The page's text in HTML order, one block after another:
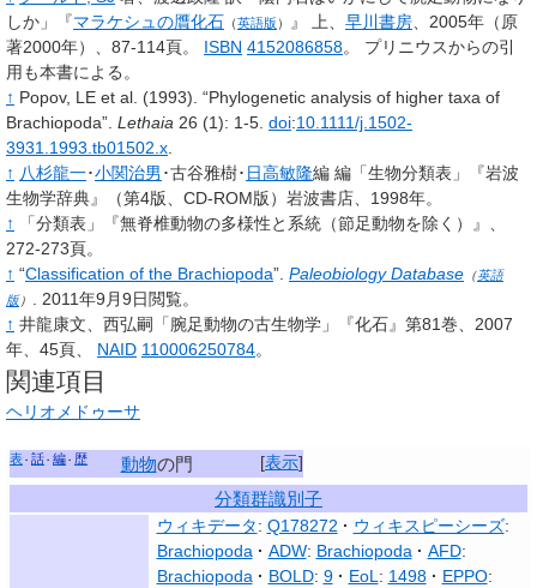
しか」『マラケシュの贋化石 （英語版 ） 』 上、 早川書房 、2005年（原
著2000年）、87-114頁。 ISBN 4152086858。
プリニウスからの引
用も本書による。
↑ Popov, LE et al. (1993). “Phylogenetic analysis of higher taxa of
Brachiopoda”. Lethaia 26 (1): 1-5. doi:10.1111/j.1502-
3931.1993.tb01502.x
↑ 八杉龍一･小関治男 ･古谷雅樹･ 日高敏隆編 編「生物分類表」『岩波
生物学辞典』（第4版、CD-ROM版）岩波書店、1998年。
↑
「分類表」『無脊椎動物の多様性と系統（節足動物を除く）』、
272-273頁。
↑ “Classification of the Brachiopoda”. Paleobiology Database （英語
版）
2011年9月9日閲覧。
↑ 井龍康文、西弘嗣「腕足動物の古生物学」『化石』第81巻、2007
年、45頁、 NAID 110006250784。
関連項目
ヘリオメドゥーサ
[表示]
表 話 編 歴 動物の門
分類群識別子
ウィキデータ: Q178272 ウィキスピーシーズ:
Brachiopoda
ADW: Brachiopoda AFD:
Brachiopoda
BOLD: 9 EoL: 1498 EPPO: